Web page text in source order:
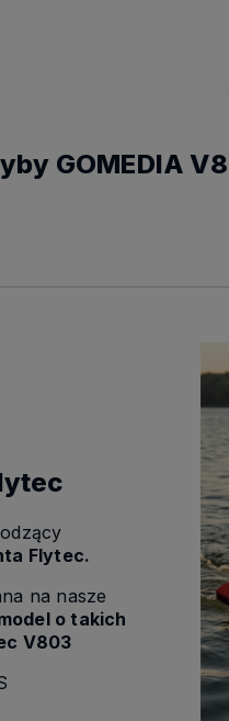
GOMEDIA
Flytec.
na nasze
o takich
V803